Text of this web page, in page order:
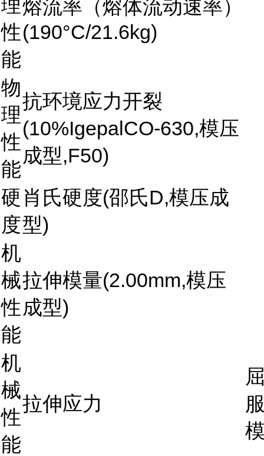
理
性
能
熔流率（熔体流动速率）
(190°C/21.6kg)
物
理
性
能
抗环境应力开裂
(10%IgepalCO-630,模压
成型,F50)
硬
度
肖氏硬度(邵氏D,模压成
型)
机
械
性
能
拉伸模量(2.00mm,模压
成型)
机
械
性
能
拉伸应力